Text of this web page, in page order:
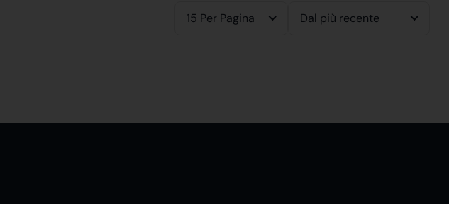
15 Per Pagina Dal più recente